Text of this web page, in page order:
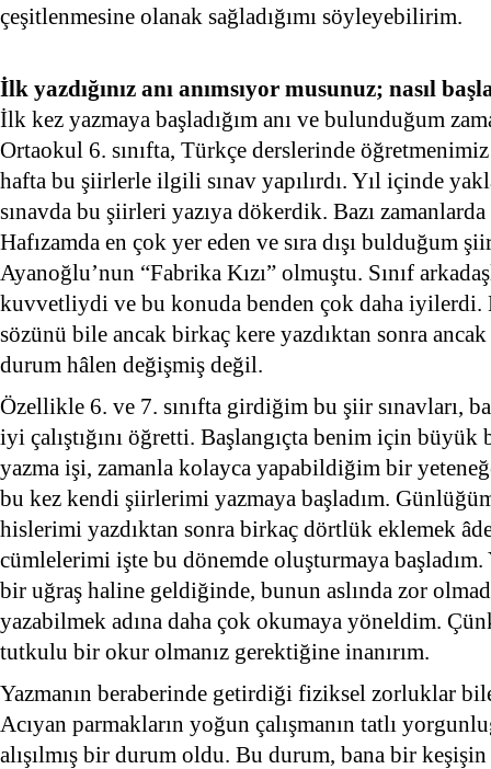
çeşitlenmesine olanak sağladığımı söyleyebilirim.
İlk yazdığınız anı anımsıyor musunuz; nasıl
İlk kez yazmaya başladığım anı ve bulunduğum
Ortaokul 6. sınıfta, Türkçe derslerinde
hafta bu şiirlerle ilgili sınav yapılırdı. Yıl içinde
sınavda bu şiirleri yazıya dökerdik. Bazı
Hafızamda en çok yer eden ve sıra dışı bulduğum
Ayanoğlu’nun “Fabrika Kızı” olmuştu. Sınıf
kuvvetliydi ve bu konuda benden çok daha iyilerdi.
sözünü bile ancak birkaç kere yazdıktan sonra
durum hâlen değişmiş değil.
Özellikle 6. ve 7. sınıfta girdiğim bu şiir sınavları,
iyi çalıştığını öğretti. Başlangıçta benim için
yazma işi, zamanla kolayca yapabildiğim bir
bu kez kendi şiirlerimi yazmaya başladım.
hislerimi yazdıktan sonra birkaç dörtlük eklemek
cümlelerimi işte bu dönemde oluşturmaya
bir uğraş haline geldiğinde, bunun aslında zor
yazabilmek adına daha çok okumaya yöneldim.
tutkulu bir okur olmanız gerektiğine inanırım.
Yazmanın beraberinde getirdiği fiziksel zorluklar
Acıyan parmakların yoğun çalışmanın tatlı
alışılmış bir durum oldu. Bu durum, bana bir